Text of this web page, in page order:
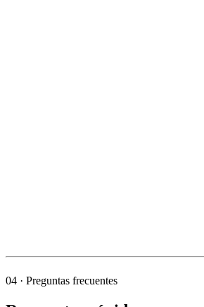
04 · Preguntas frecuentes